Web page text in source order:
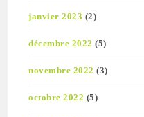
janvier 2023 (2)
décembre 2022 (5)
novembre 2022 (3)
octobre 2022 (5)